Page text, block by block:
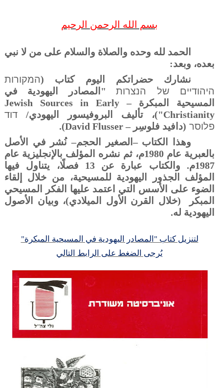
بسم الله الرحمن الرحيم
الحمد لله وحده والصلاة والسلام على من لا نبي
بعده، وبعد:
نشارك حضراتكم اليوم كتاب (המקורות
היהודיים של הנצרות
"ا لمصادر اليهودية في
المسيحية المبكرة – Jewish Sources in Early
Christianity")، تأليف البروفيسور اليهودي/דוד
פלוסר (دافيد فلوسِر – David Flusser
).
وهذا الكتاب –الصغير الحجم– نُشر في الأصل
بالعبرية عام 1980م، ثم نشره المؤلف بالإنجليزية عام
1987م. والكتاب عبارة عن 13 فصلًا، يتناول فيها
المؤلف الجذور اليهودية للمسيحية، من خلال إلقاء
الضوء على الأسس التي اعتمد عليها الفكر المسيحي
المبكر
(خلال القرن الأول الميلادي)، وبيان الأصول
اليهودية له.
لتنزيل كتاب "المصادر اليهودية في المسيحية المبكرة"
يُرجى الضغط على الرابط التالي